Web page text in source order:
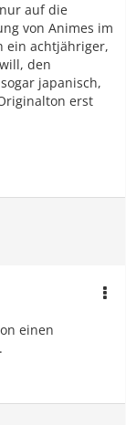
auf die
von Animes im
ein achtjähriger,
den
japanisch,
erst
einen